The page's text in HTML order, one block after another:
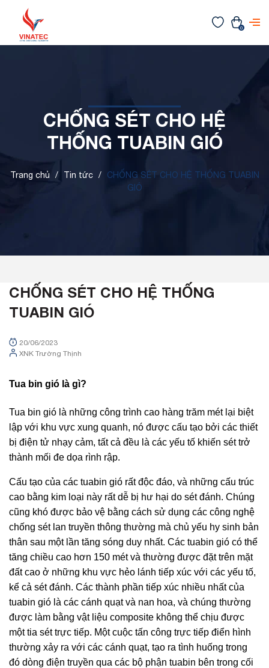
0
CHỐNG SÉT CHO HỆ
THỐNG TUABIN GIÓ
Trang chủ / Tin tức /
CHỐNG SÉT CHO HỆ THỐNG TUABIN
GIÓ
CHỐNG SÉT CHO HỆ THỐNG
TUABIN GIÓ
20/06/2023
XNK Trường Thịnh
Tua bin gió là gì?
Tua bin gió là những công trình cao hàng trăm mét lại biệt
lập với khu vực xung quanh, nó được cấu tạo bởi các thiết
bị điện tử nhạy cảm, tất cả đều là các yếu tố khiến sét trở
thành mối đe dọa rình rập.
Cấu tạo của các tuabin gió rất độc đáo, và những cấu trúc
cao bằng kim loại này rất dễ bị hư hại do sét đánh. Chúng
cũng khó được bảo vệ bằng cách sử dụng các công nghệ
chống sét lan truyền thông thường mà chủ yếu hy sinh bản
thân sau một lần tăng sóng duy nhất. Các tuabin gió có thể
tăng chiều cao hơn 150 mét và thường được đặt trên mặt
đất cao ở những khu vực hẻo lánh tiếp xúc với các yếu tố,
kể cả sét đánh. Các thành phần tiếp xúc nhiều nhất của
tuabin gió là các cánh quạt và nan hoa, và chúng thường
được làm bằng vật liệu composite không thể chịu được
một tia sét trực tiếp. Một cuộc tấn công trực tiếp điển hình
thường xảy ra với các cánh quạt, tạo ra tình huống trong
đó dòng điện truyền qua các bộ phận tuabin bên trong cối